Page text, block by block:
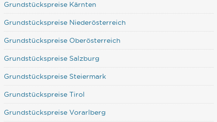
Grundstückspreise Kärnten
Grundstückspreise Niederösterreich
Grundstückspreise Oberösterreich
Grundstückspreise Salzburg
Grundstückspreise Steiermark
Grundstückspreise Tirol
Grundstückspreise Vorarlberg